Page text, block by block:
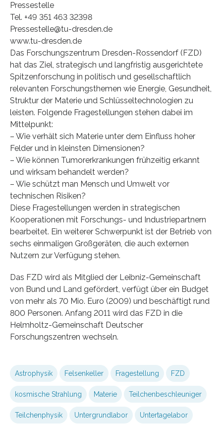
Pressestelle
Tel. +49 351 463 32398
Pressestelle@tu-dresden.de
www.tu-dresden.de
Das Forschungszentrum Dresden-Rossendorf (FZD)
hat das Ziel, strategisch und langfristig ausgerichtete
Spitzenforschung in politisch und gesellschaftlich
relevanten Forschungsthemen wie Energie, Gesundheit,
Struktur der Materie und Schlüsseltechnologien zu
leisten. Folgende Fragestellungen stehen dabei im
Mittelpunkt:
– Wie verhält sich Materie unter dem Einfluss hoher
Felder und in kleinsten Dimensionen?
– Wie können Tumorerkrankungen frühzeitig erkannt
und wirksam behandelt werden?
– Wie schützt man Mensch und Umwelt vor
technischen Risiken?
Diese Fragestellungen werden in strategischen
Kooperationen mit Forschungs- und Industriepartnern
bearbeitet. Ein weiterer Schwerpunkt ist der Betrieb von
sechs einmaligen Großgeräten, die auch externen
Nutzern zur Verfügung stehen.
Das FZD wird als Mitglied der Leibniz-Gemeinschaft
von Bund und Land gefördert, verfügt über ein Budget
von mehr als 70 Mio. Euro (2009) und beschäftigt rund
800 Personen. Anfang 2011 wird das FZD in die
Helmholtz-Gemeinschaft Deutscher
Forschungszentren wechseln.
Astrophysik Felsenkeller Fragestellung FZD
kosmische Strahlung Materie Teilchenbeschleuniger
Teilchenphysik Untergrundlabor Untertagelabor